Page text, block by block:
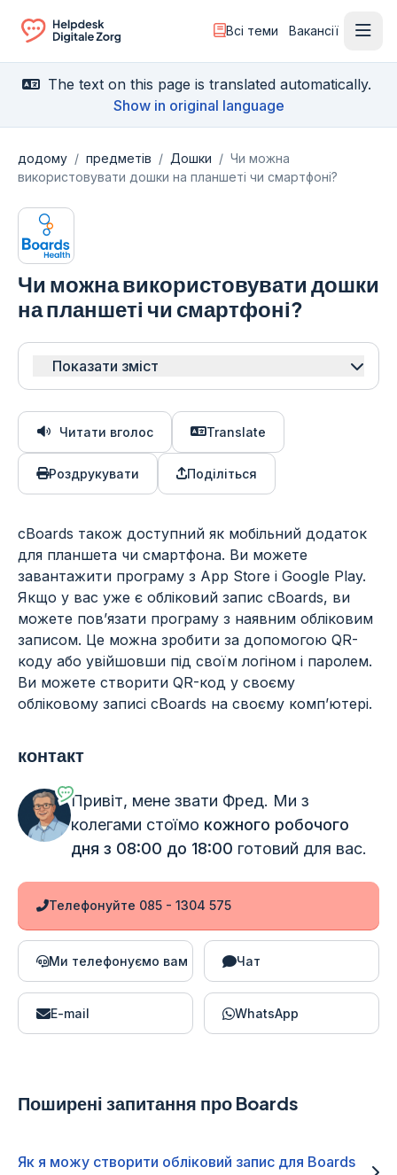
Ga naar de homepagina
Всі теми Вакансії
The text on this page is translated automatically.
Show in original language
додому / предметів / Дошки / Чи можна
використовувати дошки на планшеті чи смартфоні?
Чи можна використовувати дошки
на планшеті чи смартфоні?
Показати зміст
Читати вголос Translate
Роздрукувати Поділіться
cBoards також доступний як мобільний додаток
для планшета чи смартфона. Ви можете
завантажити програму з App Store і Google Play.
Якщо у вас уже є обліковий запис cBoards, ви
можете пов’язати програму з наявним обліковим
записом. Це можна зробити за допомогою QR-
коду або увійшовши під своїм логіном і паролем.
Ви можете створити QR-код у своєму
обліковому записі cBoards на своєму комп’ютері.
контакт
Привіт, мене звати Фред. Ми з
колегами стоїмо кожного робочого
дня з 08:00 до 18:00 готовий для вас.
Телефонуйте 085 - 1304 575
Ми телефонуємо вам Чат
E-mail WhatsApp
Поширені запитання про Boards
Як я можу створити обліковий запис для Boards